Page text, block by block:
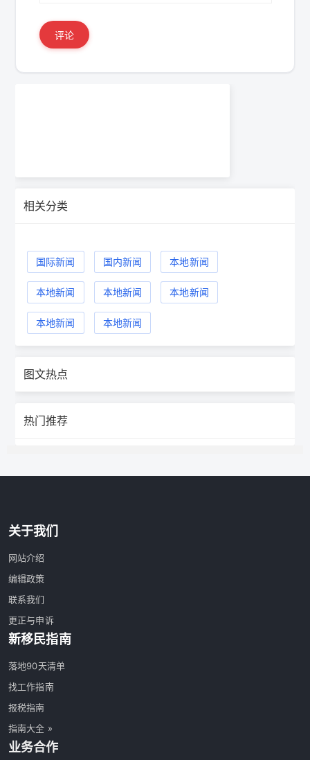
评论
相关分类
国际新闻 国内新闻 本地新闻
本地新闻 本地新闻 本地新闻
本地新闻 本地新闻
图文热点
热门推荐
关于我们
网站介绍
编辑政策
联系我们
更正与申诉
新移民指南
落地90天清单
找工作指南
报税指南
指南大全 »
业务合作